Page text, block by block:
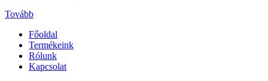
Tovább
Főoldal
Termékeink
Rólunk
Kapcsolat